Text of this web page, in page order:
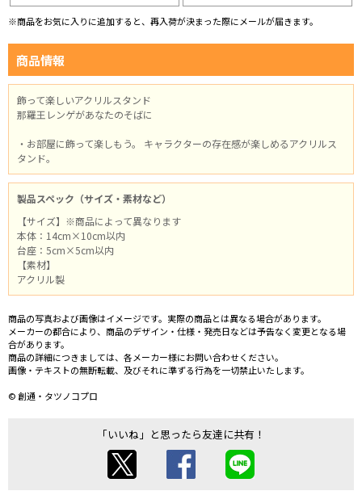
※商品をお気に入りに追加すると、再入荷が決まった際にメールが届きます。
商品情報
飾って楽しいアクリルスタンド
那羅王レンゲがあなたのそばに
・お部屋に飾って楽しもう。 キャラクターの存在感が楽しめるアクリルス
タンド。
製品スペック（サイズ・素材など）
【サイズ】※商品によって異なります
本体：14cm×10cm以内
台座：5cm×5cm以内
【素材】
アクリル製
商品の写真および画像はイメージです。実際の商品とは異なる場合があります。
メーカーの都合により、商品のデザイン・仕様・発売日などは予告なく変更となる場
合があります。
商品の詳細につきましては、各メーカー様にお問い合わせください。
画像・テキストの無断転載、及びそれに準ずる行為を一切禁止いたします。
© 創通・タツノコプロ
「いいね」と思ったら友達に共有！